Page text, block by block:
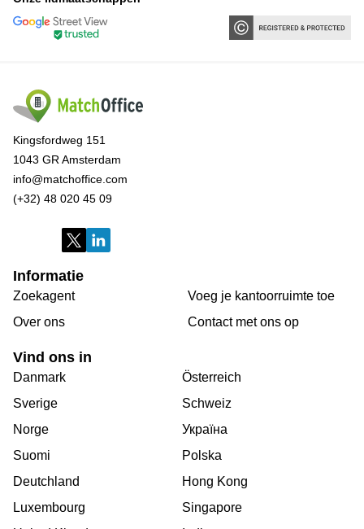
Kingsfordweg 151
1043 GR Amsterdam
info@matchoffice.com
(+32) 48 020 45 09
Informatie
Zoekagent
Over ons
Voeg je kantoorruimte toe
Сontact met ons op
Vind ons in
Danmark
Sverige
Norge
Suomi
Deutchland
Luxembourg
Österreich
Schweiz
Україна
Polska
Hong Kong
Singapore